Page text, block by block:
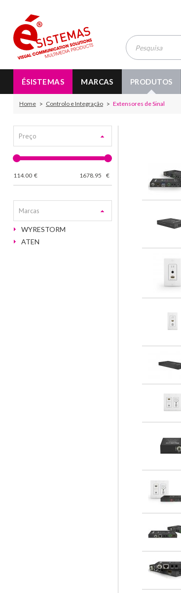
ÉSISTEMAS MARCAS PRODUTOS
Home Controlo e Integração Extensores de Sinal
Preço
114.00 € 1678.95 €
Marcas
WYRESTORM
ATEN